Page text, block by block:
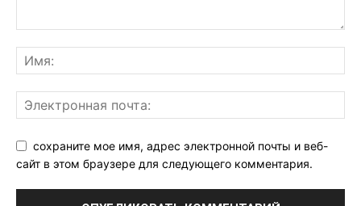
сохраните мое имя, адрес электронной почты и веб-
сайт в этом браузере для следующего комментария.